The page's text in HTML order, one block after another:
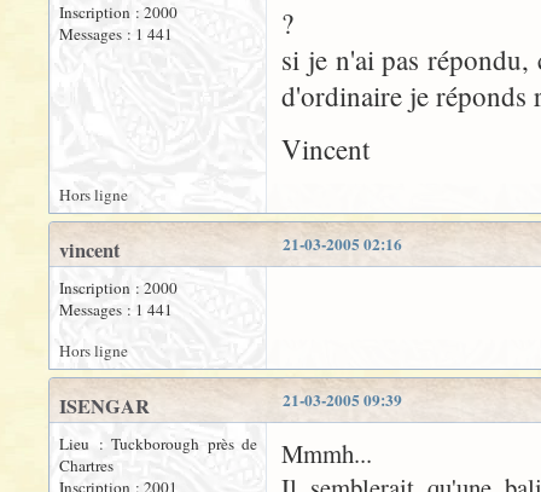
Inscription : 2000
Messages : 1 441
?
si je n'ai pas répondu,
d'ordinaire je réponds
Vincent
Hors ligne
21-03-2005 02:16
vincent
Inscription : 2000
Messages : 1 441
Hors ligne
21-03-2005 09:39
ISENGAR
Lieu : Tuckborough près de
Chartres
Inscription : 2001
Mmmh...